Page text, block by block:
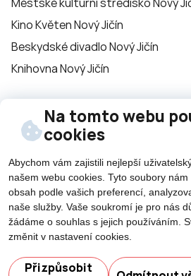
Na tomto webu
cookies
Abychom vám zajistili nejlepší
našem webu cookies. Tyto soubory
obsah podle vašich preferencí,
naše služby. Vaše soukromí je pro nás
žádáme o souhlas s jejich používáním.
změnit v nastavení cookies.
Přizpůsobit
Kino Květen Nový Jičín
Beskydské divadlo Nový Jičín
Knihovna Nový Jičín
Sledujte nás na
sítích
jeho části je umožněn pouze se